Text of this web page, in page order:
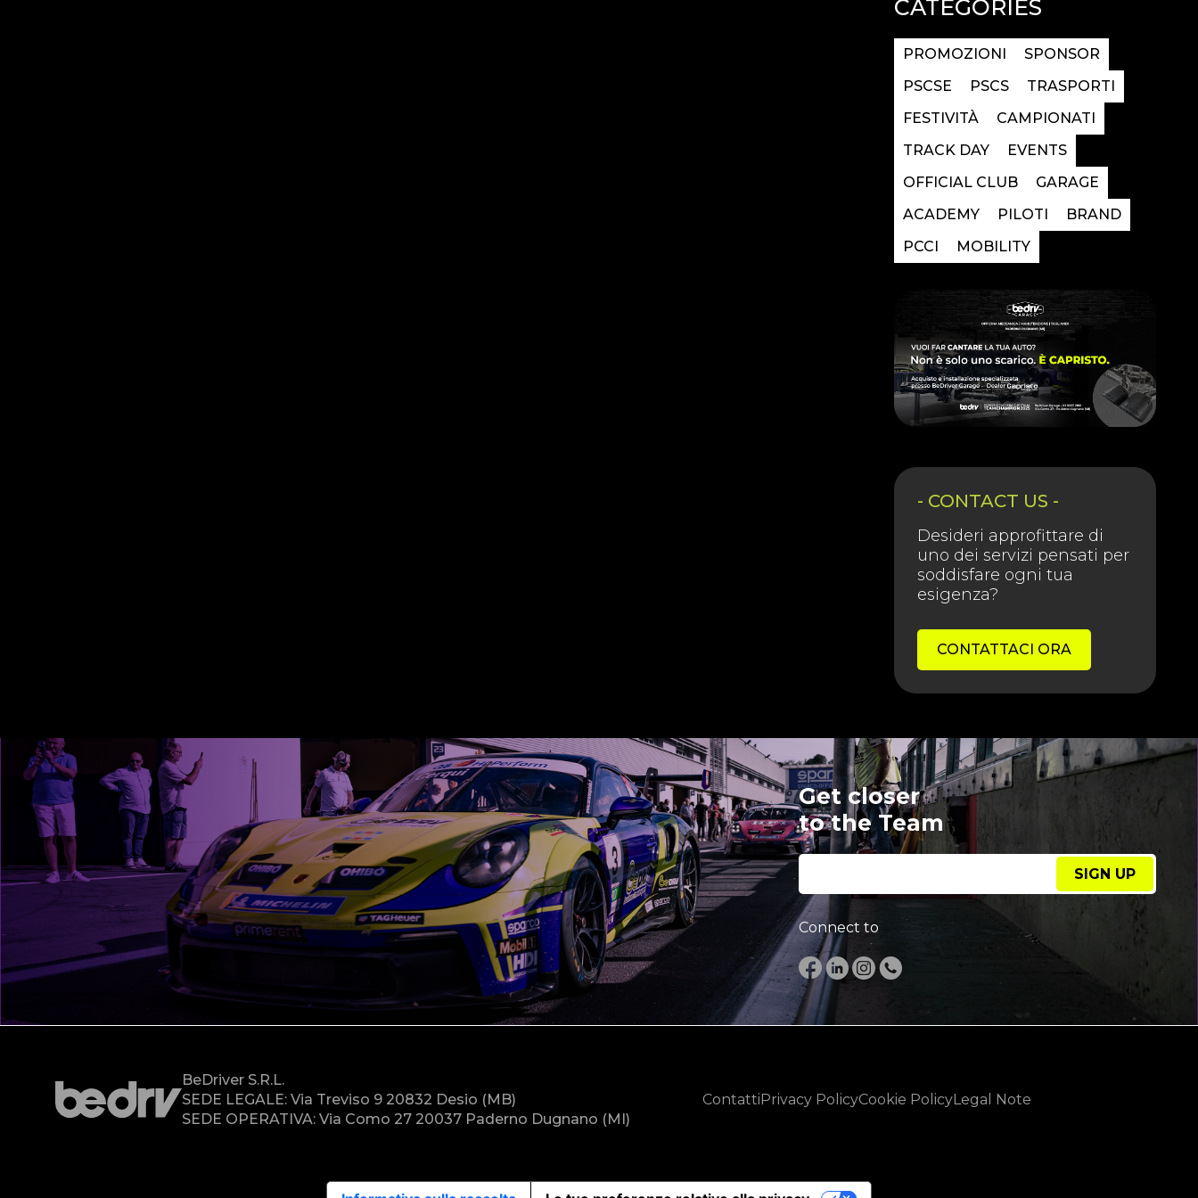
CATEGORIES
PROMOZIONI
SPONSOR
PSCSE
PSCS
TRASPORTI
FESTIVITÀ
CAMPIONATI
TRACK DAY
EVENTS
OFFICIAL CLUB
GARAGE
ACADEMY
PILOTI
BRAND
PCCI
MOBILITY
- CONTACT US -
Desideri approfittare di
uno dei servizi pensati per
soddisfare ogni tua
esigenza?
CONTATTACI ORA
Get closer
to the Team
SIGN UP
Connect to
BeDriver S.r.l.
SEDE LEGALE: Via Treviso 9 20832 Desio (MB)
SEDE OPERATIVA: Via Como 27 20037 Paderno Dugnano (MI)
ContattiPrivacy PolicyCookie PolicyLegal Note